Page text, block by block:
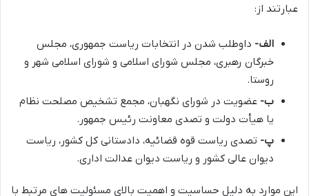
عبارتند از:
الف- داوطلب شدن در انتخابات ریاست جمهوری، مجلس
خبرگان رهبری، مجلس شورای اسلامی و شورای اسلامی شهر و
روستا.
ب- عضویت در شورای نگهبان، مجمع تشخیص مصلحت نظام
یا هیأت دولت و تصدی معاونت رئیس جمهور.
پ- تصدی ریاست قوه قضائیه، دادستانی کل کشور، ریاست
دیوان عالی کشور و ریاست دیوان عدالت اداری.
این موارد به دلیل حساسیت و اهمیت بالای مسئولیت های مرتبط با